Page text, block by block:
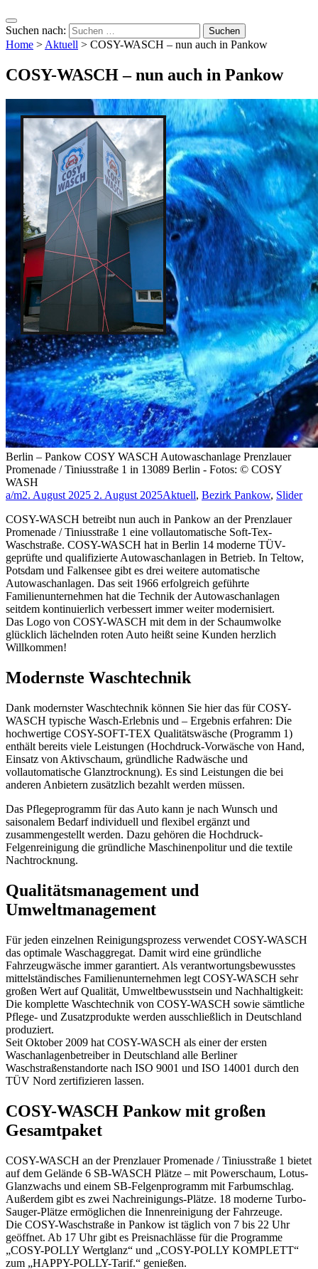
Suchen nach:
Home >Aktuell > COSY-WASCH – nun auch in Pankow
COSY-WASCH – nun auch in Pankow
Berlin – Pankow COSY WASCH Autowaschanlage Prenzlauer
Promenade / Tiniusstraße 1 in 13089 Berlin - Fotos: © COSY
WASH
a/m2. August 2025 2. August 2025Aktuell, Bezirk Pankow, Slider
COSY-WASCH betreibt nun auch in Pankow an der Prenzlauer
Promenade / Tiniusstraße 1 eine vollautomatische Soft-Tex-
Waschstraße. COSY-WASCH hat in Berlin 14 moderne TÜV-
geprüfte und qualifizierte Autowaschanlagen in Betrieb. In Teltow,
Potsdam und Falkensee gibt es drei weitere automatische
Autowaschanlagen. Das seit 1966 erfolgreich geführte
Familienunternehmen hat die Technik der Autowaschanlagen
seitdem kontinuierlich verbessert immer weiter modernisiert.
Das Logo von COSY-WASCH mit dem in der Schaumwolke
glücklich lächelnden roten Auto heißt seine Kunden herzlich
Willkommen!
Modernste Waschtechnik
Dank modernster Waschtechnik können Sie hier das für COSY-
WASCH typische Wasch-Erlebnis und – Ergebnis erfahren: Die
hochwertige COSY-SOFT-TEX Qualitätswäsche (Programm 1)
enthält bereits viele Leistungen (Hochdruck-Vorwäsche von Hand,
Einsatz von Aktivschaum, gründliche Radwäsche und
vollautomatische Glanztrocknung). Es sind Leistungen die bei
anderen Anbietern zusätzlich bezahlt werden müssen.
Das Pflegeprogramm für das Auto kann je nach Wunsch und
saisonalem Bedarf individuell und flexibel ergänzt und
zusammengestellt werden. Dazu gehören die Hochdruck-
Felgenreinigung die gründliche Maschinenpolitur und die textile
Nachtrocknung.
Qualitätsmanagement und
Umweltmanagement
Für jeden einzelnen Reinigungsprozess verwendet COSY-WASCH
das optimale Waschaggregat. Damit wird eine gründliche
Fahrzeugwäsche immer garantiert. Als verantwortungsbewusstes
mittelständisches Familienunternehmen legt COSY-WASCH sehr
großen Wert auf Qualität, Umweltbewusstsein und Nachhaltigkeit:
Die komplette Waschtechnik von COSY-WASCH sowie sämtliche
Pflege- und Zusatzprodukte werden ausschließlich in Deutschland
produziert.
Seit Oktober 2009 hat COSY-WASCH als einer der ersten
Waschanlagenbetreiber in Deutschland alle Berliner
Waschstraßenstandorte nach ISO 9001 und ISO 14001 durch den
TÜV Nord zertifizieren lassen.
COSY-WASCH Pankow mit großen
Gesamtpaket
COSY-WASCH an der Prenzlauer Promenade / Tiniusstraße 1 bietet
auf dem Gelände 6 SB-WASCH Plätze – mit Powerschaum, Lotus-
Glanzwachs und einem SB-Felgenprogramm mit Farbumschlag.
Außerdem gibt es zwei Nachreinigungs-Plätze. 18 moderne Turbo-
Sauger-Plätze ermöglichen die Innenreinigung der Fahrzeuge.
Die COSY-Waschstraße in Pankow ist täglich von 7 bis 22 Uhr
geöffnet. Ab 17 Uhr gibt es Preisnachlässe für die Programme
„COSY-POLLY Wertglanz“ und „COSY-POLLY KOMPLETT“
zum „HAPPY-POLLY-Tarif.“ genießen.